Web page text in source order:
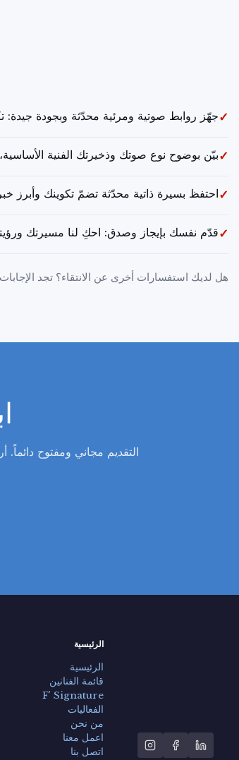
✓جهّز روابط صوتية ومرئية محدّثة وبجودة جيدة:
✓بيّن بوضوح نوع صوتك وذخيرتك الفنية الأساسية،
✓احتفظ بسيرة ذاتية محدّثة تضمّ تكوينك وأبرز
✓قدّم نفسك بإيجاز وصدق: احكِ لنا مسيرتك
هل لديك استفسارات أخرى عن الانتقاء؟ تجد
الرئيسية
الرئيسية
قائمة الفنانين
F' Signature
الفعاليات
من نحن
اعمل معنا
اتصل بنا